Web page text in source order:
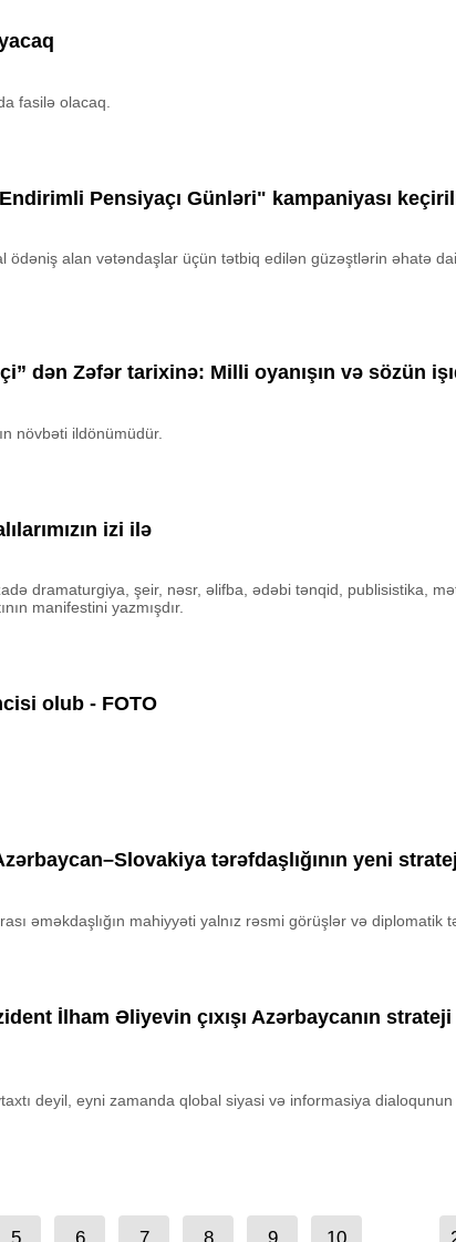
fasilə olacaq.
Pensiyaçı Günləri" kampaniyası
ödəniş alan vətəndaşlar üçün tətbiq edilən güzəştlərin əhatə
dən Zəfər tarixinə: Milli oyanışın və sözün
növbəti ildönümüdür.
izi ilə
dramaturgiya, şeir, nəsr, əlifba, ədəbi tənqid, publisistika,
manifestini yazmışdır.
olub - FOTO
tərəfdaşlığının yeni
əməkdaşlığın mahiyyəti yalnız rəsmi görüşlər və diplomatik
İlham Əliyevin çıxışı Azərbaycanın strateji
deyil, eyni zamanda qlobal siyasi və informasiya
5 6 7 8 9 10